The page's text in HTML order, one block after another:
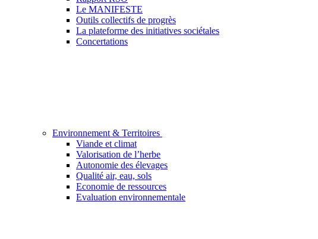
Le MANIFESTE
Outils collectifs de progrès
La plateforme des initiatives sociétales
Concertations
Environnement & Territoires
Viande et climat
Valorisation de l’herbe
Autonomie des élevages
Qualité air, eau, sols
Economie de ressources
Evaluation environnementale